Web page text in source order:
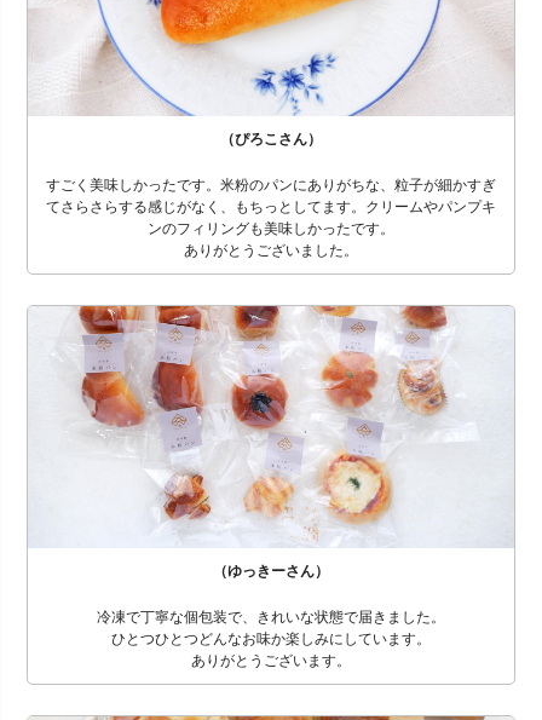
（ぴろこさん）
すごく美味しかったです。米粉のパンにありがちな、粒子が細かすぎ
てさらさらする感じがなく、もちっとしてます。クリームやパンプキ
ンのフィリングも美味しかったです。
ありがとうございました。
（ゆっきーさん）
冷凍で丁寧な個包装で、きれいな状態で届きました。
ひとつひとつどんなお味か楽しみにしています。
ありがとうございます。